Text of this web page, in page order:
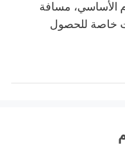
الأساسي، مسافة
خاصة للحصول